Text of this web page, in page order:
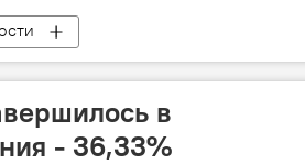
в
- 36,33%